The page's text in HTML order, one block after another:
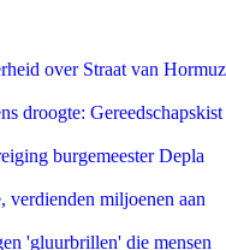
over Straat van Hormuz
droogte: Gereedschapskist
burgemeester Depla
verdienden miljoenen aan
'gluurbrillen' die mensen